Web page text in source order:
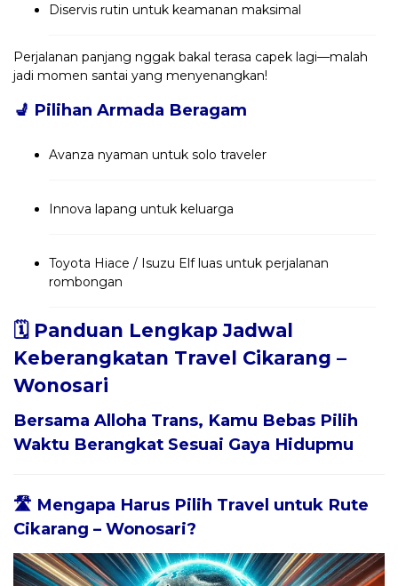
Diservis rutin untuk keamanan maksimal
Perjalanan panjang nggak bakal terasa capek lagi—malah
jadi momen santai yang menyenangkan!
💺 Pilihan Armada Beragam
Avanza nyaman untuk solo traveler
Innova lapang untuk keluarga
Toyota Hiace / Isuzu Elf luas untuk perjalanan
rombongan
🗓️ Panduan Lengkap Jadwal
Keberangkatan Travel Cikarang –
Wonosari
Bersama Alloha Trans, Kamu Bebas Pilih
Waktu Berangkat Sesuai Gaya Hidupmu
🛣️ Mengapa Harus Pilih Travel untuk Rute
Cikarang – Wonosari?